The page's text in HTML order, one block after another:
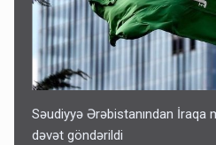
Səudiyyə Ərəbistanından İraqa
dəvət göndərildi